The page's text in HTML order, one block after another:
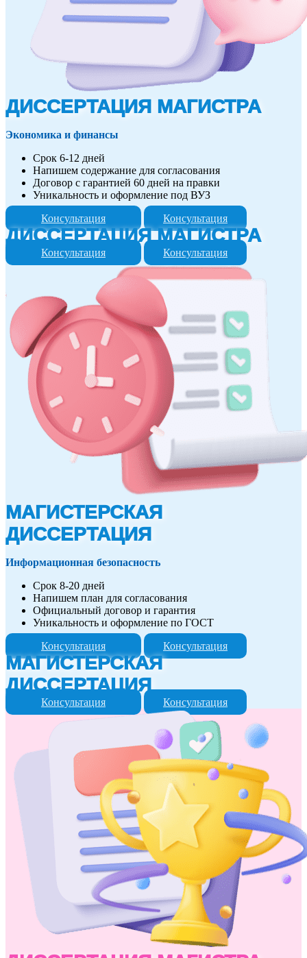
ДИССЕРТАЦИЯ МАГИСТРА
Экономика и финансы
Срок 6-12 дней
Напишем содержание для согласования
Договор с гарантией 60 дней на правки
Уникальность и оформление под ВУЗ
Консультация
Консультация
ДИССЕРТАЦИЯ МАГИСТРА
Консультация Консультация
МАГИСТЕРСКАЯ
ДИССЕРТАЦИЯ
Информационная безопасность
Срок 8-20 дней
Напишем план для согласования
Официальный договор и гарантия
Уникальность и оформление по ГОСТ
Консультация
Консультация
МАГИСТЕРСКАЯ
ДИССЕРТАЦИЯ
Консультация Консультация